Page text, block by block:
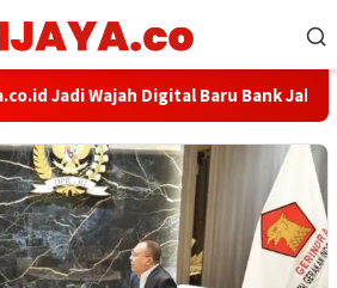
Jadi Wajah Digital Baru Bank Jakarta,